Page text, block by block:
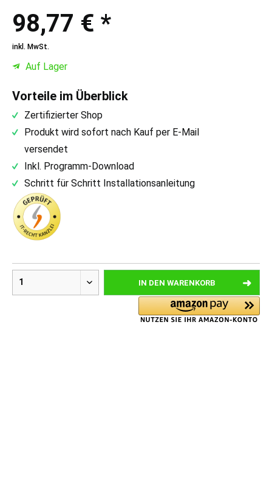
98,77 € *
inkl. MwSt.
Auf Lager
Vorteile im Überblick
Zertifizierter Shop
Produkt wird sofort nach Kauf per E-Mail
versendet
Inkl. Programm-Download
Schritt für Schritt Installationsanleitung
IN DEN WARENKORB